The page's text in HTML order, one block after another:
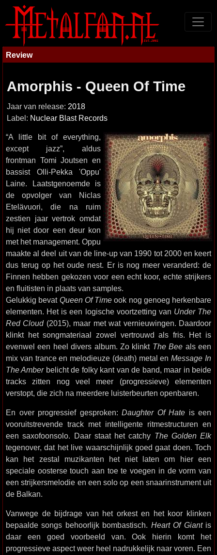
Review
Amorphis - Queen Of Time
Jaar van release: 2018
Label: Nuclear Blast Records
“A little bit of everything,
except jazz”, aldus
frontman Tomi Joutsen en
bassist Olli-Pekka 'Oppu'
Laine. Laatstgenoemde is
de opvolger van Niclas
Etelävuori, die na ruim
zestien jaar vertrok omdat
hij niet door een deur kon
met het management. Oppu
maakte al deel uit van de line-up van 1990 tot 2000 en keert
dus terug op het oude nest. Er is nog meer veranderd: de
Finnen hebben gekozen voor een echt koor, echte strijkers
en fluitisten in plaats van samples.
Gelukkig bevat Queen Of Time ook nog genoeg herkenbare
elementen. Het is een logische voortzetting van Under The
Red Cloud(2015), maar met wat vernieuwingen. Daardoor
klinkt het songmateriaal zowel vertrouwd als fris. Het is
evenwel een heel divers album. Zo klinkt The Bee als een
mix van trance en melodieuze (death) metal enMessage In
The Amberbelicht de folky kant van de band, maar in beide
tracks zitten nog veel meer (progressieve) elementen
verstopt, die zich na meerdere luisterbeurten openbaren.
En over progressief gesproken: Daughter Of Hate is een
vooruitstrevende track met intelligente ritmestructuren en
een saxofoonsolo. Daar staat het catchy The Golden Elk
tegenover, dat het live waarschijnlijk goed gaat doen. Toch
kan het zestal muzikanten het niet laten om hier een
speciale oosterse touch aan toe te voegen in de vorm van
een strijkersmelodie en een solo op een snaarinstrument uit
de Balkan.
Vanwege de bijdrage van het orkest en het koor klinken
bepaalde songs behoorlijk bombastisch. Heart Of Giantis
daar een goed voorbeeld van. Ook hierin komt het
progressieve aspect weer heel nadrukkelijk naar voren. Een